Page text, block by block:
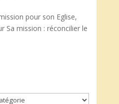
pour son Eglise,
Sa mission : réconcilier le